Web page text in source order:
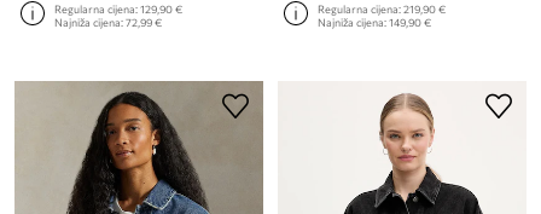
Regularna cijena:129,90 €
Najniža cijena:72,99 €
Regularna cijena:219,90 €
Najniža cijena:149,90 €